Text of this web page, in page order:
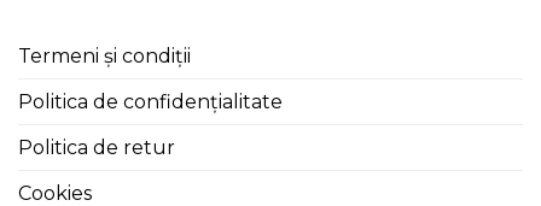
Termeni și condiții
Politica de confidențialitate
Politica de retur
Cookies